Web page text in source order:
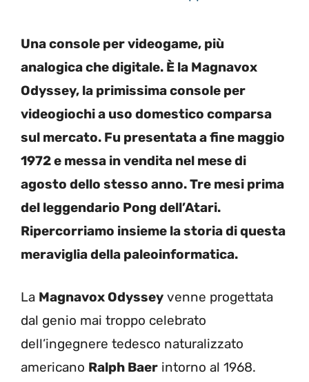
Una console per videogame, più
analogica che digitale. È la Magnavox
Odyssey, la primissima console per
videogiochi a uso domestico comparsa
sul mercato. Fu presentata a fine maggio
1972 e messa in vendita nel mese di
agosto dello stesso anno. Tre mesi prima
del leggendario Pong dell’Atari.
Ripercorriamo insieme la storia di questa
meraviglia della paleoinformatica.
La Magnavox Odyssey venne progettata
dal genio mai troppo celebrato
dell’ingegnere tedesco naturalizzato
americano Ralph Baer intorno al 1968.